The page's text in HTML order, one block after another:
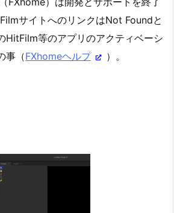
サイトへのリンクはNot Foundと
HitFilm等のアプリのアクティベーシ
事（FXhomeヘルプ ）。